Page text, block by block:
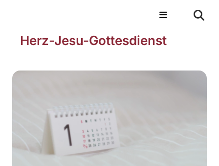
Herz-Jesu-Gottesdienst